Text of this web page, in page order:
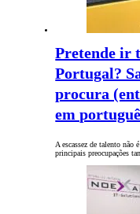
Pretende ir
Portugal?
procura
em
A escassez de talento
principais preocupações